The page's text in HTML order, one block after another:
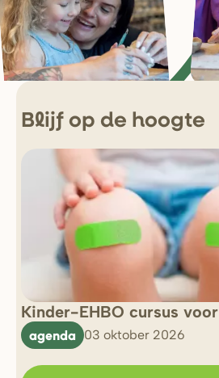
Blijf op de hoogte
Kinder-EHBO cursus
agenda 03 oktober 2026